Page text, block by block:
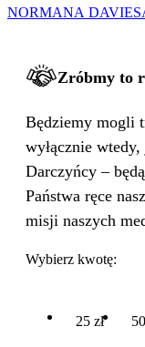
NORMANA
Zróbmy to
Będziemy mogli
wyłącznie
Darczyńcy –
Państwa ręce
misji naszych
Wybierz kwotę:
25 zł